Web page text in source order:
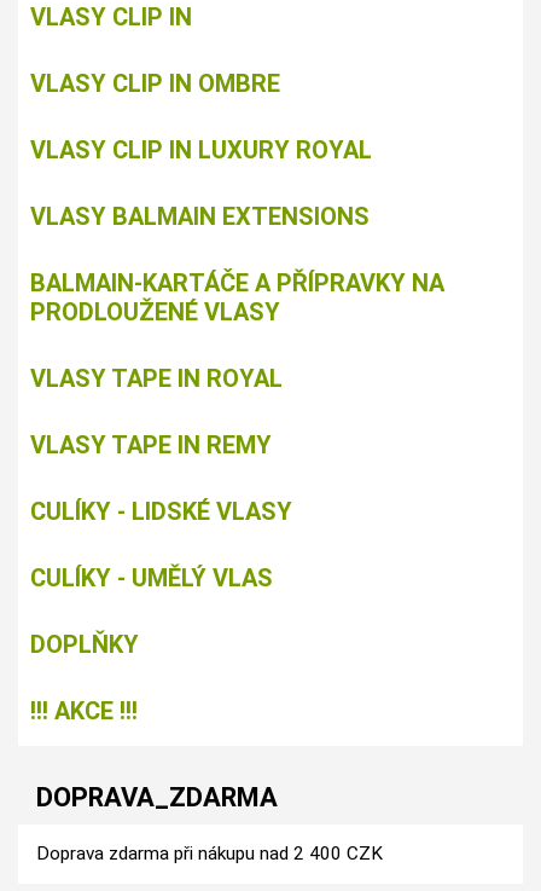
VLASY CLIP IN
VLASY CLIP IN OMBRE
VLASY CLIP IN LUXURY ROYAL
VLASY BALMAIN EXTENSIONS
BALMAIN-KARTÁČE A PŘÍPRAVKY NA
PRODLOUŽENÉ VLASY
VLASY TAPE IN ROYAL
VLASY TAPE IN REMY
CULÍKY - LIDSKÉ VLASY
CULÍKY - UMĚLÝ VLAS
DOPLŇKY
!!! AKCE !!!
DOPRAVA_ZDARMA
Doprava zdarma při nákupu nad 2 400 CZK